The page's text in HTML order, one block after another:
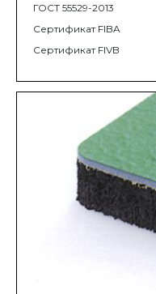
ГОСТ 55529-2013
Сертификат FIBA
Сертификат FIVB